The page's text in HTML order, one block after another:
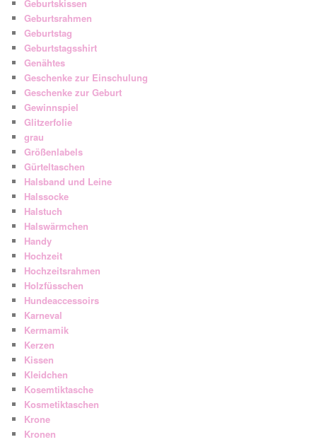
Geburtskissen
Geburtsrahmen
Geburtstag
Geburtstagsshirt
Genähtes
Geschenke zur Einschulung
Geschenke zur Geburt
Gewinnspiel
Glitzerfolie
grau
Größenlabels
Gürteltaschen
Halsband und Leine
Halssocke
Halstuch
Halswärmchen
Handy
Hochzeit
Hochzeitsrahmen
Holzfüsschen
Hundeaccessoirs
Karneval
Kermamik
Kerzen
Kissen
Kleidchen
Kosemtiktasche
Kosmetiktaschen
Krone
Kronen